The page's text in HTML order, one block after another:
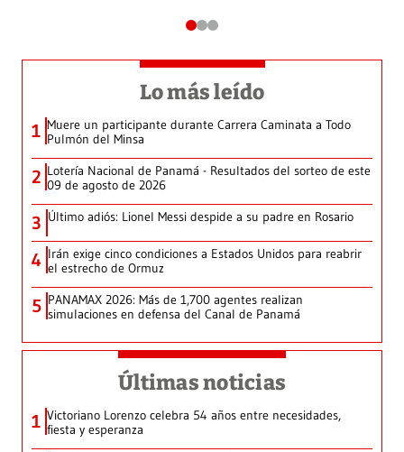
Lo más leído
1 Muere un participante durante Carrera Caminata a Todo
Pulmón del Minsa
2 Lotería Nacional de Panamá - Resultados del sorteo de este
09 de agosto de 2026
3 Último adiós: Lionel Messi despide a su padre en Rosario
4 Irán exige cinco condiciones a Estados Unidos para reabrir
el estrecho de Ormuz
5 PANAMAX 2026: Más de 1,700 agentes realizan
simulaciones en defensa del Canal de Panamá
Últimas noticias
1 Victoriano Lorenzo celebra 54 años entre necesidades,
fiesta y esperanza